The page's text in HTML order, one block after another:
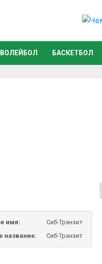
ВОЛЕЙБОЛ БАСКЕТБОЛ
имя:
Сиб-Транзит
название:
Сиб-Транзит